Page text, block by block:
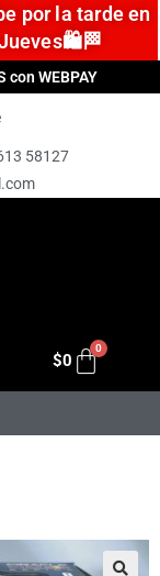
por la tarde en
con WEBPAY
58127
$0